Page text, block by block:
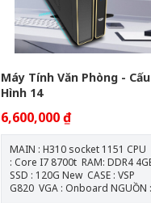
Máy Tính Văn Phòng - Cấu
Hình 14
6,600,000 ₫
MAIN : H310 socket 1151 CPU
: Core I7 8700t RAM: DDR4 4GB
SSD : 120G New CASE : VSP
G820 VGA : Onboard NGUỒN :